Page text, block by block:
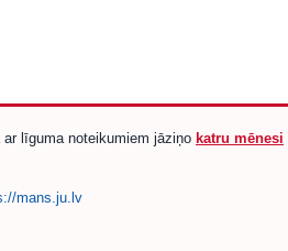
līguma noteikumiem jāziņo katru mēnesi
mans.ju.lv